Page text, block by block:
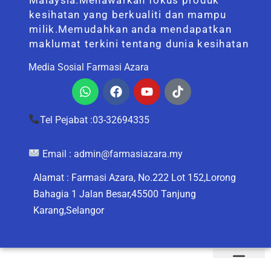
kesihatan yang berkualiti dan mampu
milik.Memudahkan anda mendapatkan
maklumat terkini tentang dunia kesihatan
Media Sosial Farmasi Azara
Whatsapp
Facebook
YoutubeTiktok
Tel Pejabat :03-32694335
Email : admin@farmasiazara.my
Alamat : Farmasi Azara, No.222 Lot 152,Lorong
Bahagia 1 Jalan Besar,45500 Tanjung
Karang,Selangor